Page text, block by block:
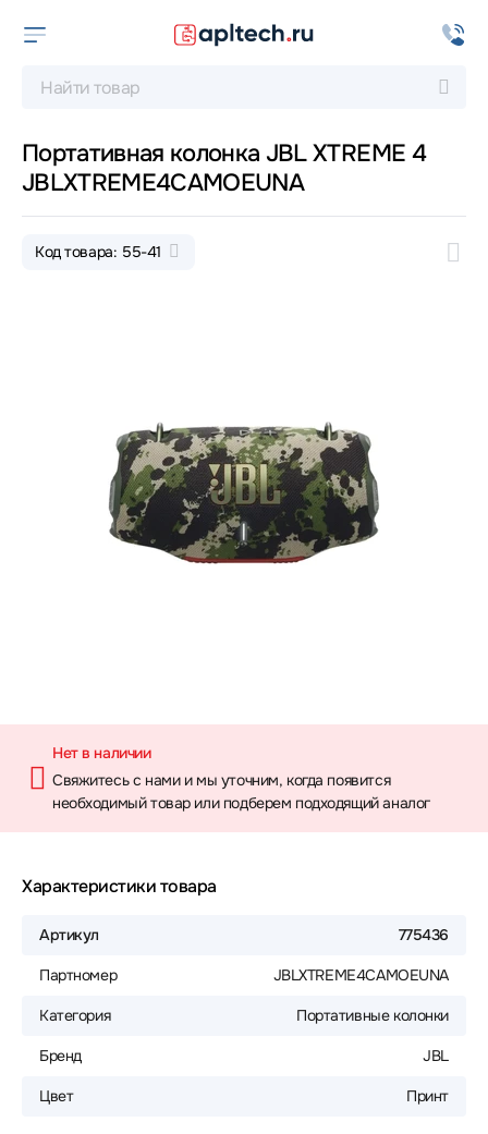
Портативная колонка JBL XTREME 4
JBLXTREME4CAMOEUNA
Код товара: 55-41
Нет в наличии
Свяжитесь с нами и мы уточним, когда появится
необходимый товар или подберем подходящий аналог
Характеристики товара
Артикул 775436
Партномер JBLXTREME4CAMOEUNA
Категория Портативные колонки
Бренд JBL
Цвет Принт